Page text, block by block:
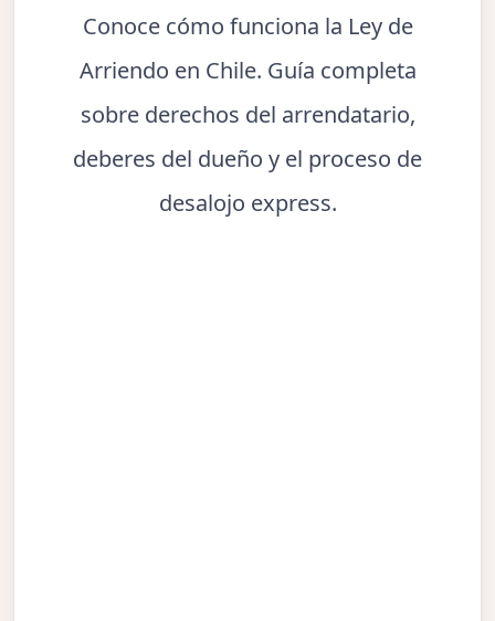
Conoce cómo funciona la Ley de
Arriendo en Chile. Guía completa
sobre derechos del arrendatario,
deberes del dueño y el proceso de
desalojo express.